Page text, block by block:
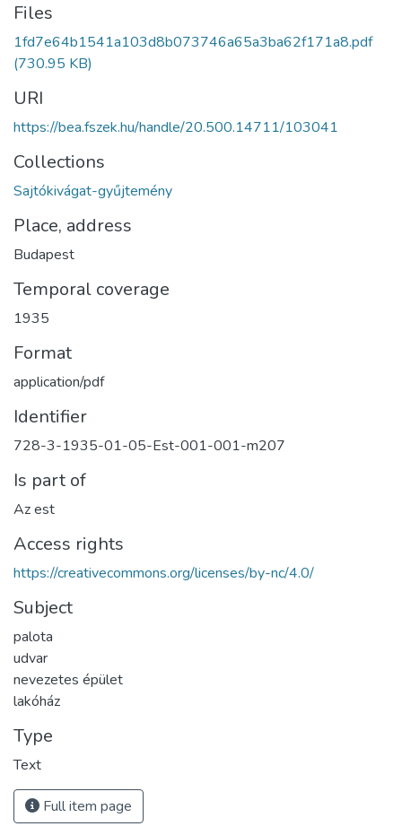
Files
1fd7e64b1541a103d8b073746a65a3ba62f171a8.pdf
(730.95 KB)
URI
https://bea.fszek.hu/handle/20.500.14711/103041
Collections
Sajtókivágat-gyűjtemény
Place, address
Budapest
Temporal coverage
1935
Format
application/pdf
Identifier
728-3-1935-01-05-Est-001-001-m207
Is part of
Az est
Access rights
https://creativecommons.org/licenses/by-nc/4.0/
Subject
palota
udvar
nevezetes épület
lakóház
Type
Text
Full item page